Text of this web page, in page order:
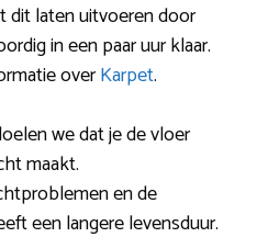
dit laten uitvoeren door
in een paar uur klaar.
overKarpet.
we dat je de vloer
maakt.
en de
een langere levensduur.